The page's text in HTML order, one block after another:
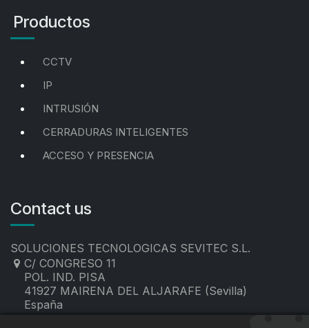
Productos
CCTV
IP
INTRUSIÓN
CERRADURAS INTELIGENTES
ACCESO Y PRESENCIA
Contact us
SOLUCIONES TECNOLOGICAS SEVITEC S.L.
C/ CONGRESO 11
POL. IND. PISA
41927 MAIRENA DEL ALJARAFE (Sevilla)
España